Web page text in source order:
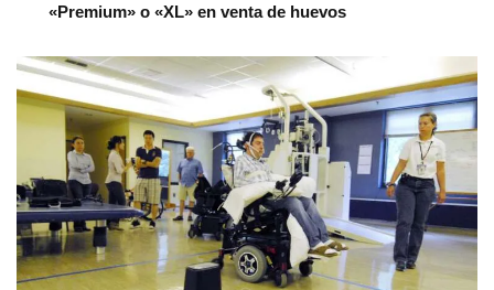
«Premium» o «XL» en venta de huevos